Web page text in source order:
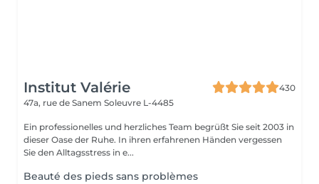
Institut Valérie
430
47a, rue de Sanem Soleuvre L-4485
Ein professionelles und herzliches Team begrüßt Sie seit 2003 in
dieser Oase der Ruhe. In ihren erfahrenen Händen vergessen
Sie den Alltagsstress in e...
Beauté des pieds sans problèmes